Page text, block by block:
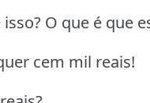
isso? O que é que
cem mil reais!